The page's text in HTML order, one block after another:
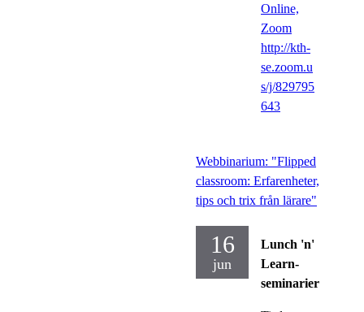
Online,
Zoom
http://kth-
se.zoom.u
s/j/829795
643
Webbinarium: "Flipped
classroom: Erfarenheter,
tips och trix från lärare"
16
jun
Lunch 'n'
Learn-
seminarier